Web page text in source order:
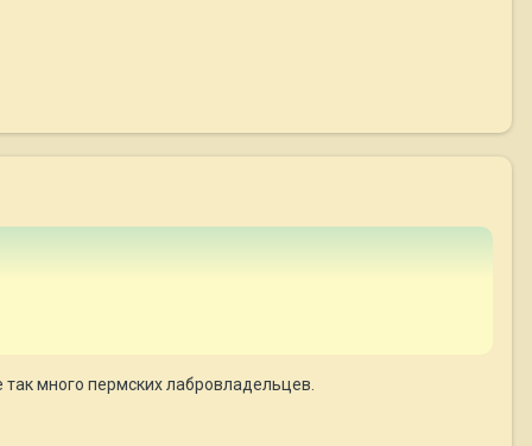
много пермских лабровладельцев.